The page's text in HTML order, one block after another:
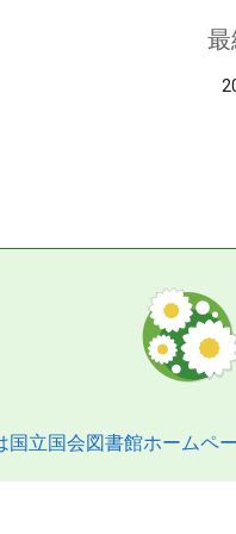
最
国立国会図書館ホームペ